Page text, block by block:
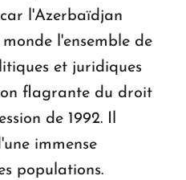
l'Azerbaïdjan
l'ensemble de
et juridiques
flagrante du droit
de 1992. Il
immense
populations.